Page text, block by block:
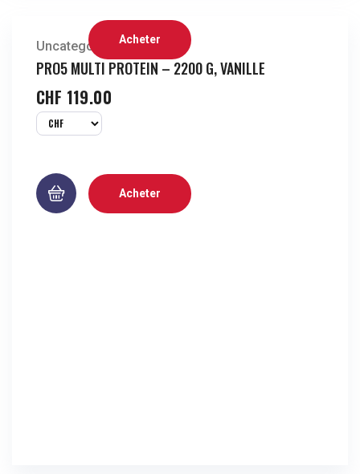
Acheter
Uncategorized
PRO5 MULTI PROTEIN – 2200 G, VANILLE
CHF 119.00
Acheter